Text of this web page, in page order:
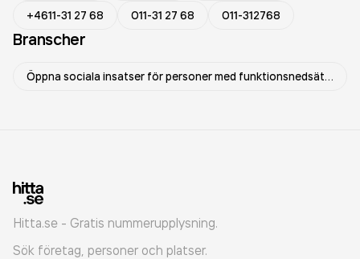
+4611-31 27 68
011-31 27 68 011-312768
Branscher
Öppna sociala insatser för personer med funktionsnedsättning
Hitta.se - Gratis nummerupplysning.
Sök företag, personer och platser.